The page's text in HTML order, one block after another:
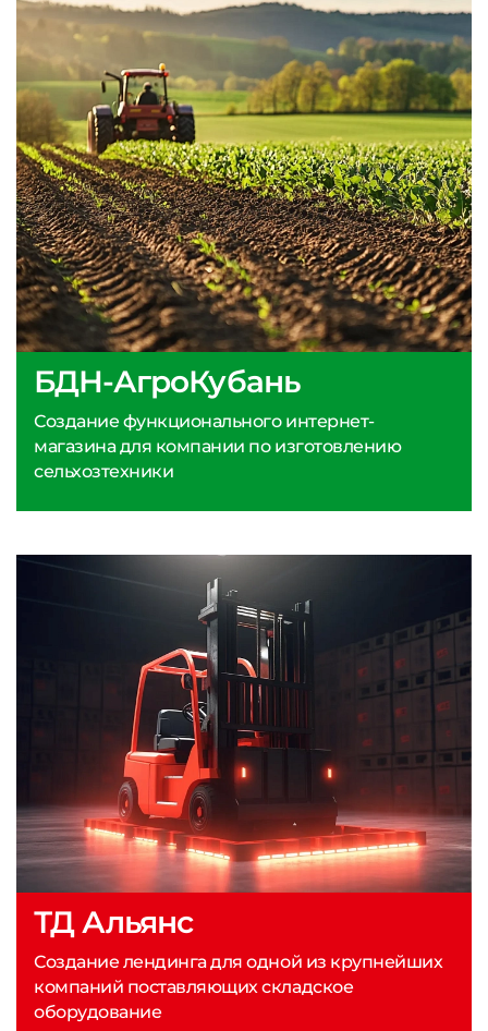
БДН-АгроКубань
Создание функционального интернет-
магазина для компании по изготовлению
сельхозтехники
ТД Альянс
Создание лендинга для одной из крупнейших
компаний поставляющих складское
оборудование